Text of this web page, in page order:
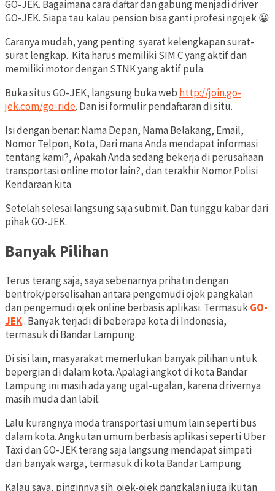
GO-JEK. Bagaimana cara daftar dan gabung menjadi driver
GO-JEK. Siapa tau kalau pension bisa ganti profesi ngojek 😀
Caranya mudah, yang penting syarat kelengkapan surat-
surat lengkap. Kita harus memiliki SIM C yang aktif dan
memiliki motor dengan STNK yang aktif pula.
Buka situs GO-JEK, langsung buka web http://join.go-
jek.com/go-ride. Dan isi formulir pendaftaran di situ.
Isi dengan benar: Nama Depan, Nama Belakang, Email,
Nomor Telpon, Kota, Dari mana Anda mendapat informasi
tentang kami?, Apakah Anda sedang bekerja di perusahaan
transportasi online motor lain?, dan terakhir Nomor Polisi
Kendaraan kita.
Setelah selesai langsung saja submit. Dan tunggu kabar dari
pihak GO-JEK.
Banyak Pilihan
Terus terang saja, saya sebenarnya prihatin dengan
bentrok/perselisahan antara pengemudi ojek pangkalan
dan pengemudi ojek online berbasis aplikasi. TermasukGO-
JEK.. Banyak terjadi di beberapa kota di Indonesia,
termasuk di Bandar Lampung.
Di sisi lain, masyarakat memerlukan banyak pilihan untuk
bepergian di dalam kota. Apalagi angkot di kota Bandar
Lampung ini masih ada yang ugal-ugalan, karena drivernya
masih muda dan labil.
Lalu kurangnya moda transportasi umum lain seperti bus
dalam kota. Angkutan umum berbasis aplikasi seperti Uber
Taxi dan GO-JEK terang saja langsung mendapat simpati
dari banyak warga, termasuk di kota Bandar Lampung.
Kalau saya, pinginnya sih ojek-ojek pangkalan juga ikutan